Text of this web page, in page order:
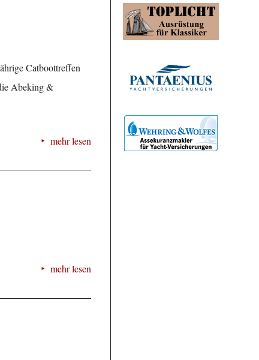
Catboottreffen
Abeking &
mehr lesen
mehr lesen